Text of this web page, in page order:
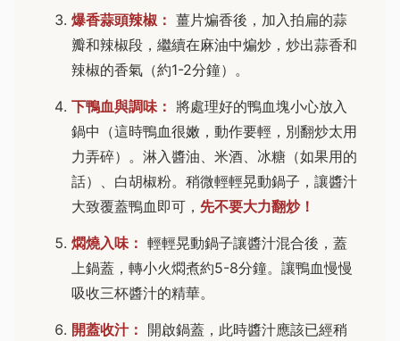
爆香蒜頭辣椒： 薑片煸香後，加入拍扁的蒜
瓣和辣椒段，繼續在麻油中煸炒，炒出蒜香和
辣椒的香氣（約1-2分鐘）。
下鴨血與調味： 將處理好的鴨血塊小心放入
鍋中（這時鴨血很嫩，動作要輕，別翻炒太用
力弄碎）。淋入醬油、米酒、冰糖（如果用的
話）、白胡椒粉。稍微輕輕晃動鍋子，讓醬汁
大致覆蓋鴨血即可， 先不要大力翻炒！
燜燒入味： 輕輕晃動鍋子讓醬汁混合後，蓋
上鍋蓋，轉小火燜煮約5-8分鐘。讓鴨血慢慢
吸收三杯醬汁的精華。
開蓋收汁： 開啟鍋蓋，此時醬汁應該已經稍